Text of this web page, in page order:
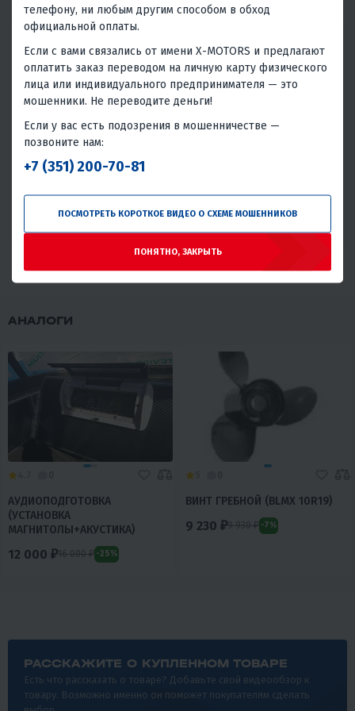
Статистика основана на количестве общего числа
покупателей и количестве обращений в сервис с этим
товаром.
Без проблем Всего обращений в сервис
Проблемы или брак встречаются, но товар может быть
использован.
АНАЛОГИ
АУДИОПОДГОТОВКА
(УСТАНОВКА
МАГНИТОЛЫ+АКУСТИКА)
12 000 ₽16 000 ₽ -25%
ВИНТ ГРЕБНОЙ (BLMX 10R19)
9 230 ₽9 930 ₽ -7%
РАССКАЖИТЕ О КУПЛЕННОМ ТОВАРЕ
Есть что рассказать о товаре? Добавьте свой видеообзор к
товару. Возможно именно он поможет покупателям сделать
телефону, ни любым другим способом в обход
официальной оплаты.
Если с вами связались от имени X-MOTORS и предлагают
оплатить заказ переводом на личную карту физического
лица или индивидуального предпринимателя — это
мошенники. Не переводите деньги!
Если у вас есть подозрения в мошенничестве —
позвоните нам:
+7 (351) 200-70-81
ПОСМОТРЕТЬ КОРОТКОЕ ВИДЕО О СХЕМЕ МОШЕННИКОВ
ПОНЯТНО, ЗАКРЫТЬ